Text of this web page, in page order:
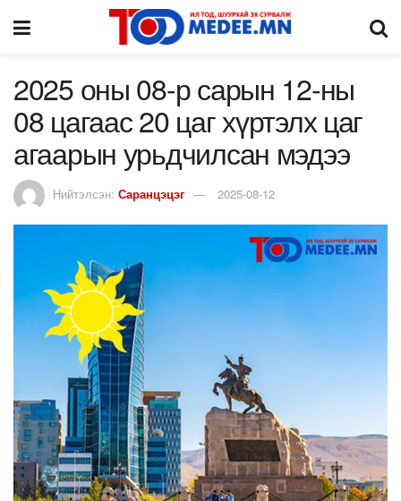
2025 оны 08-р сарын 12-ны
08 цагаас 20 цаг хүртэлх цаг
агаарын урьдчилсан мэдээ
Нийтэлсэн: Саранцэцэг 2025-08-12